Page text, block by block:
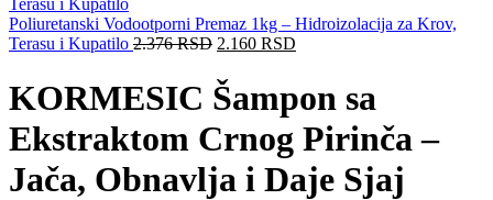
Poliuretanski Vodootporni Premaz 1kg – Hidroizolacija za Krov,
Terasu i Kupatilo 2.376RSD 2.160 RSD
KORMESIC Šampon sa
Ekstraktom Crnog Pirinča –
Jača, Obnavlja i Daje Sjaj